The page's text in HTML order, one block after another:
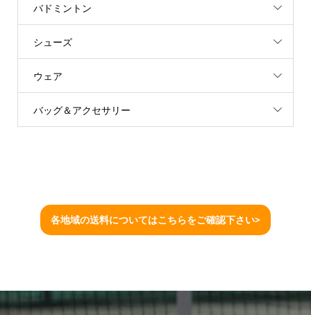
バドミントン
シューズ
ウェア
バッグ＆アクセサリー
各地域の送料についてはこちらをご確認下さい>